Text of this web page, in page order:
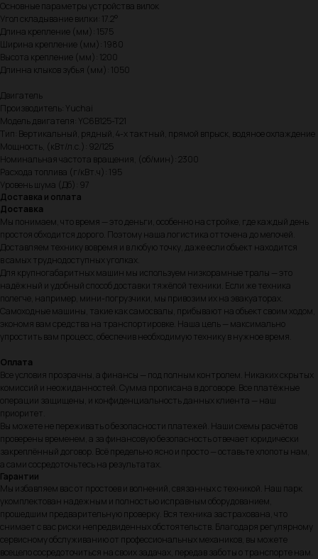
Основные параметры устройства вилок
Угол складывание вилки: 17.2°
Длина крепление (мм): 1575
Ширина крепление (мм): 1980
Высота крепление (мм): 1200
Длинна клыков зубья (мм): 1050
Двигатель
Производитель: Yuchai
Модель двигателя: YC6B125-T21
Тип: Вертикальный, рядный, 4-х тактный, прямой впрыск, водяное охлаждение
Мощность, (кВт/л.с.): 92/125
Номинальная частота вращения, (об/мин): 2300
Расхода топлива (г/кВт.ч): 195
Уровень шума (Дб): 97
Доставка и оплата
Доставка
Мы понимаем, что время — это деньги, особенно на стройке, где каждый день
простоя обходится дорого. Поэтому наша логистика отточена до мелочей.
Доставляем технику вовремя и в любую точку, даже если объект находится
в самых труднодоступных уголках.
Для крупногабаритных машин мы используем низкорамные тралы — это
надёжный и удобный способ доставки тяжёлой техники. Если же техника
полегче, например, мини-погрузчики, мы привозим их на эвакуаторах.
Самоходные машины, такие как самосвалы, прибывают на объект своим ходом,
экономя вам средства на транспортировке. Наша цель — максимально
упростить вам процесс, обеспечив необходимую технику в нужное время.
Оплата
Все условия прозрачны, а финансы — под полным контролем. Никаких скрытых
комиссий и неожиданностей. Сумма прописана в договоре. Все платёжные
операции защищены, и конфиденциальность данных клиента — наш
приоритет.
Вы можете не переживать о безопасности платежей. Наши схемы расчётов
проверены временем, а за финансовую безопасность отвечает юридически
закреплённый договор. Всё предельно ясно и просто — оставьте хлопоты нам,
а сами сосредоточьтесь на результатах.
Гарантии
Мы избавляем вас от простоев и волнений, связанных с техникой. Наш парк
укомплектован надежным и полностью исправным оборудованием,
прошедшим предварительную проверку. Вся техника застрахована, что
снимает с вас риски непредвиденных обстоятельств. Благодаря регулярному
сервисному обслуживанию от профессиональных механиков, вы можете
всецело сосредоточиться на своих задачах, передав заботы о транспорте нам.